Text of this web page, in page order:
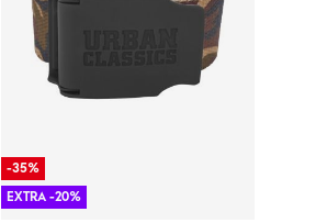
-35%
EXTRA -20%